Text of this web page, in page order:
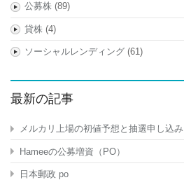
公募株(89)
貸株(4)
ソーシャルレンディング(61)
最新の記事
メルカリ上場の初値予想と抽選申し込み
Hameeの公募増資（PO）
日本郵政 po